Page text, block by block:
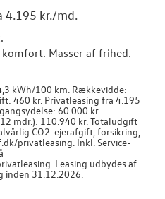
RESERVEDELE
4.195 kr./md.
komfort. Masser af frihed.
kWh/100 km. Rækkevidde:
460 kr. Privatleasing fra 4.195
60.000 kr.
mdr.): 110.940 kr. Totaludgift
CO2-ejerafgift, forsikring,
privatleasing. Inkl. Service-
Leasing udbydes af
inden 31.12.2026.